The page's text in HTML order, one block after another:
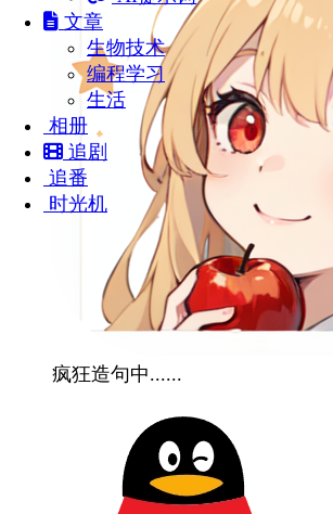
文章
生物技术
编程学习
生活
相册
追剧
追番
时光机
疯狂造句中......